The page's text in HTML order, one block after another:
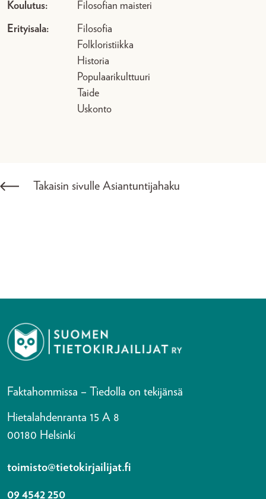
Koulutus: Filosofian maisteri
Erityisala:
Filosofia
Folkloristiikka
Historia
Populaarikulttuuri
Taide
Uskonto
Takaisin sivulle Asiantuntijahaku
Faktahommissa – Tiedolla on tekijänsä
Hietalahdenranta 15 A 8
00180 Helsinki
toimisto@tietokirjailijat.fi
09 4542 250